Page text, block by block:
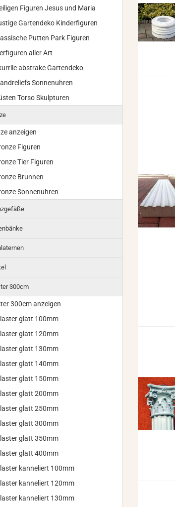
Figuren Jesus und Maria
Gartendeko Kinderfiguren
Putten Park Figuren
aller Art
abstrake Gartendeko
Sonnenuhren
Torso Skulpturen
anzeigen
Figuren
Tier Figuren
Brunnen
Sonnenuhren
300cm
300cm anzeigen
glatt 100mm
glatt 120mm
glatt 130mm
glatt 140mm
glatt 150mm
glatt 200mm
glatt 250mm
glatt 300mm
glatt 350mm
glatt 400mm
kanneliert 100mm
kanneliert 120mm
kanneliert 130mm